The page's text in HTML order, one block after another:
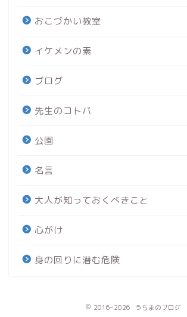
おこづかい教室
イケメンの素
ブログ
先生のコトバ
公園
名言
大人が知っておくべきこと
心がけ
身の回りに潜む危険
2016–2026 うちまのブログ